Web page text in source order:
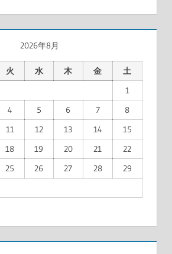
2026年8月
火 水 木 金
土
1
4 5 6 7
8
11 12 13 14
15
18 19 20 21
22
25 26 27 28
29